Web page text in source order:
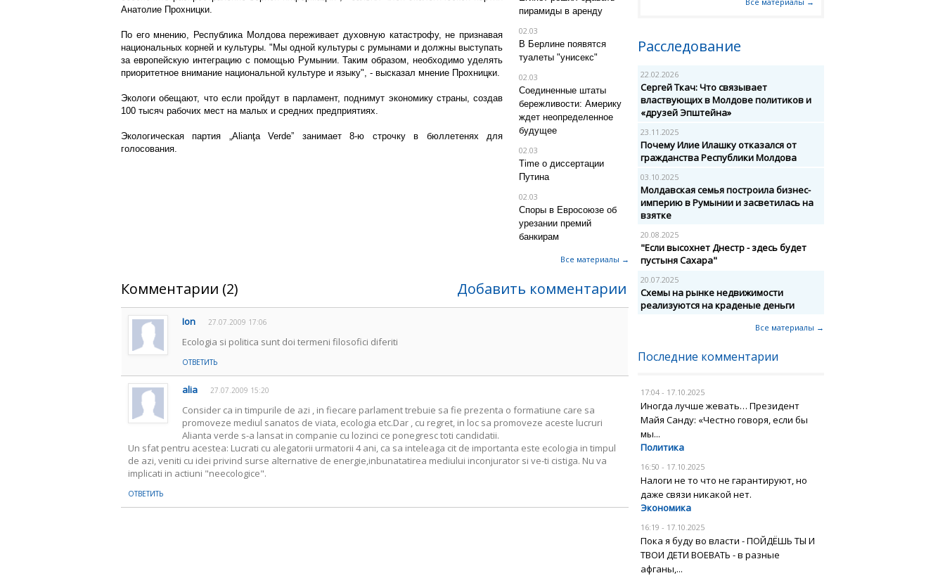
Анатолие Прохницки.
По его мнению, Республика Молдова переживает духовную катастрофу, не признавая
национальных корней и культуры. "Мы одной культуры с румынами и должны выступать
за европейскую интеграцию с помощью Румынии. Таким образом, необходимо уделять
приоритетное внимание национальной культуре и языку", - высказал мнение Прохницки.
Экологи обещают, что если пройдут в парламент, поднимут экономику страны, создав
100 тысяч рабочих мест на малых и средних предприятиях.
Экологическая партия „Alianţa Verde” занимает 8-ю строчку в бюллетенях для
голосования.
пирамиды в аренду
02.03
В Берлине появятся
туалеты "унисекс"
02.03
Соединенные штаты
бережливости: Америку
ждет неопределенное
будущее
02.03
Time о диссертации
Путина
02.03
Споры в Евросоюзе об
урезании премий
банкирам
Все материалы →
Комментарии (2) Добавить комментарии
Ion 27.07.2009 17:06
Ecologia si politica sunt doi termeni filosofici diferiti
ОТВЕТИТЬ
alia 27.07.2009 15:20
Consider ca in timpurile de azi , in fiecare parlament trebuie sa fie prezenta o formatiune care sa
promoveze mediul sanatos de viata, ecologia etc.Dar , cu regret, in loc sa promoveze aceste lucruri
Alianta verde s-a lansat in companie cu lozinci ce ponegresc toti candidatii.
Un sfat pentru acestea: Lucrati cu alegatorii urmatorii 4 ani, ca sa inteleaga cit de importanta este ecologia in timpul
de azi, veniti cu idei privind surse alternative de energie,inbunatatirea mediului inconjurator si ve-ti cistiga. Nu va
implicati in actiuni "neecologice".
ОТВЕТИТЬ
Расследование
22.02.2026
Сергей Ткач: Что связывает
властвующих в Молдове политиков и
«друзей Эпштейна»
23.11.2025
Почему Илие Илашку отказался от
гражданства Республики Молдова
03.10.2025
Молдавская семья построила бизнес-
империю в Румынии и засветилась на
взятке
20.08.2025
"Если высохнет Днестр - здесь будет
пустыня Сахара"
20.07.2025
Схемы на рынке недвижимости
реализуются на краденые деньги
Все материалы →
Последние комментарии
17:04 - 17.10.2025
Иногда лучше жевать… Президент
Майя Санду: «Честно говоря, если бы
мы...
Политика
16:50 - 17.10.2025
Налоги не то что не гарантируют, но
даже связи никакой нет.
Экономика
16:19 - 17.10.2025
Пока я буду во власти - ПОЙДЁШЬ ТЫ И
ТВОИ ДЕТИ ВОЕВАТЬ - в разные
афганы,...